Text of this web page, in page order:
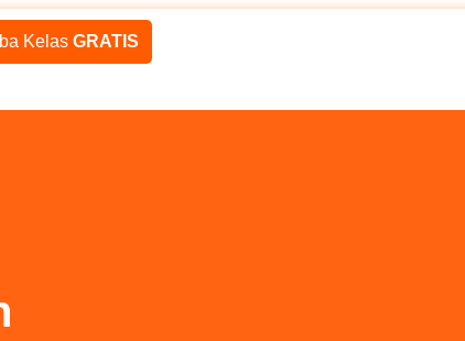
KelasGRATIS